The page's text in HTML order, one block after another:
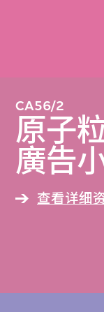
CA56/2
原子
廣告
查看详细